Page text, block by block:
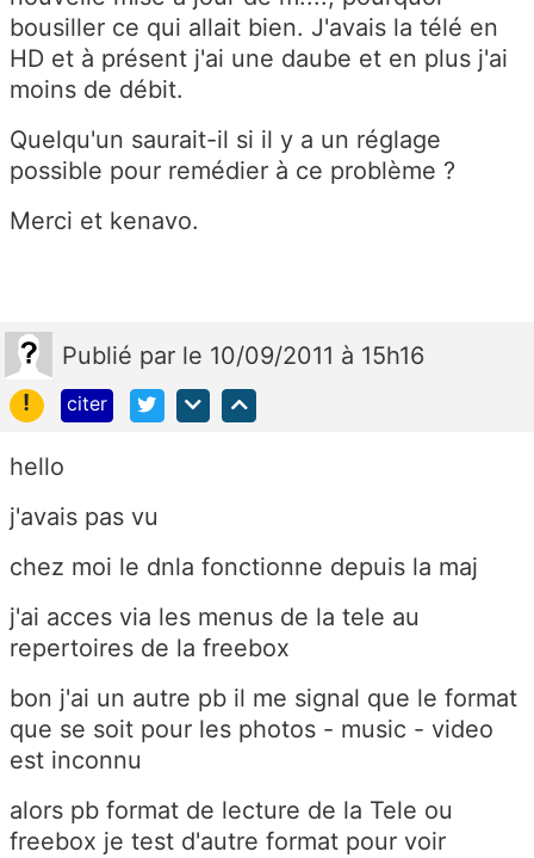
bousiller ce qui allait bien. J'avais la télé en
HD et à présent j'ai une daube et en plus j'ai
moins de débit.
Quelqu'un saurait-il si il y a un réglage
possible pour remédier à ce problème ?
Merci et kenavo.
Publié par le 10/09/2011 à 15h16
!
citer
hello
j'avais pas vu
chez moi le dnla fonctionne depuis la maj
j'ai acces via les menus de la tele au
repertoires de la freebox
bon j'ai un autre pb il me signal que le format
que se soit pour les photos - music - video
est inconnu
alors pb format de lecture de la Tele ou
freebox je test d'autre format pour voir